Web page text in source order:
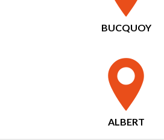
BUCQUOY
ALBERT